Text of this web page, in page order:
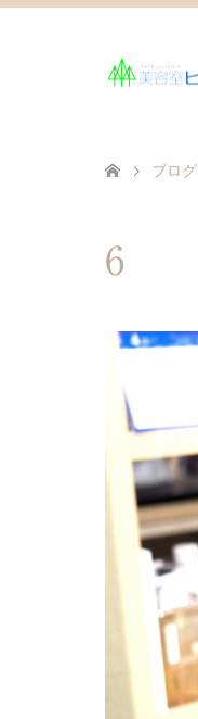
ブログ
6